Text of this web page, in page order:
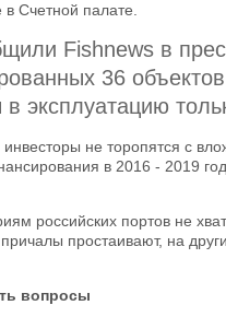
Счетной палате.
Fishnews в
36
эксплуатацию
инвесторы не торопятся с
в 2016 - 2019
российских портов не
простаивают, на
вопросы